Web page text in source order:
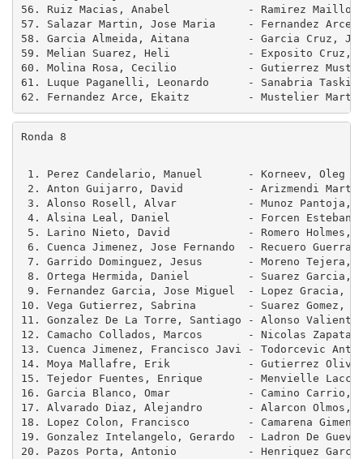
56. Ruiz Macias, Anabel            - Ramirez
57. Salazar Martin, Jose Maria     - Fernandez
58. Garcia Almeida, Aitana         - Garcia Cruz,
59. Melian Suarez, Heli            - Exposito
60. Molina Rosa, Cecilio           - Gutierrez
61. Luque Paganelli, Leonardo      - Sanabria
Ronda 8
1. Perez Candelario, Manuel       - Korneev,
2. Anton Guijarro, David          - Arizmendi
3. Alonso Rosell, Alvar           - Munoz
4. Alsina Leal, Daniel            - Forcen
5. Larino Nieto, David            - Romero
6. Cuenca Jimenez, Jose Fernando  - Recuero
7. Garrido Dominguez, Jesus       - Moreno
8. Ortega Hermida, Daniel         - Suarez
9. Fernandez Garcia, Jose Miguel  - Lopez
10. Vega Gutierrez, Sabrina        - Suarez
11. Gonzalez De La Torre, Santiago - Alonso
12. Camacho Collados, Marcos       - Nicolas
13. Cuenca Jimenez, Francisco Javi - Todorcevic
14. Moya Mallafre, Erik            - Gutierrez
15. Tejedor Fuentes, Enrique       - Menvielle
16. Garcia Blanco, Omar            - Camino
17. Alvarado Diaz, Alejandro       - Alarcon
18. Lopez Colon, Francisco         - Camarena
19. Gonzalez Intelangelo, Gerardo  - Ladron De
20. Pazos Porta, Antonio           - Henriquez